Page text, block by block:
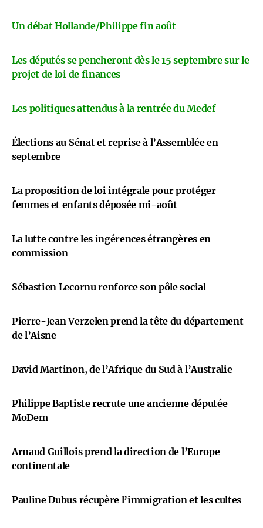
Un débat Hollande/Philippe fin août
Les députés se pencheront dès le 15 septembre sur le
projet de loi de finances
Les politiques attendus à la rentrée du Medef
Élections au Sénat et reprise à l’Assemblée en
septembre
La proposition de loi intégrale pour protéger
femmes et enfants déposée mi-août
La lutte contre les ingérences étrangères en
commission
Sébastien Lecornu renforce son pôle social
Pierre-Jean Verzelen prend la tête du département
de l’Aisne
David Martinon, de l’Afrique du Sud à l’Australie
Philippe Baptiste recrute une ancienne députée
MoDem
Arnaud Guillois prend la direction de l’Europe
continentale
Pauline Dubus récupère l’immigration et les cultes